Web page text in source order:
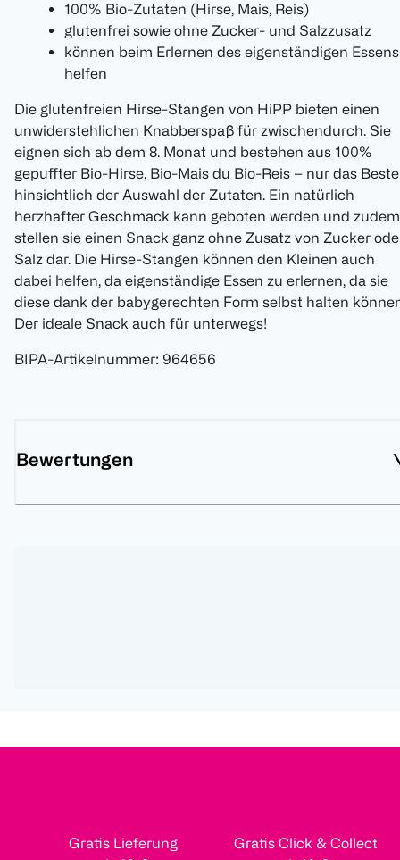
100% Bio-Zutaten (Hirse, Mais, Reis)
glutenfrei sowie ohne Zucker- und Salzzusatz
können beim Erlernen des eigenständigen Essens
helfen
Die glutenfreien Hirse-Stangen von HiPP bieten einen
unwiderstehlichen Knabberspaß für zwischendurch. Sie
eignen sich ab dem 8. Monat und bestehen aus 100%
gepuffter Bio-Hirse, Bio-Mais du Bio-Reis – nur das Beste
hinsichtlich der Auswahl der Zutaten. Ein natürlich
herzhafter Geschmack kann geboten werden und zudem
stellen sie einen Snack ganz ohne Zusatz von Zucker
Salz dar. Die Hirse-Stangen können den Kleinen auch
dabei helfen, da eigenständige Essen zu erlernen, da sie
diese dank der babygerechten Form selbst halten
Der ideale Snack auch für unterwegs!
BIPA-Artikelnummer: 964656
Bewertungen
Gratis Lieferung
Gratis Click & Collect